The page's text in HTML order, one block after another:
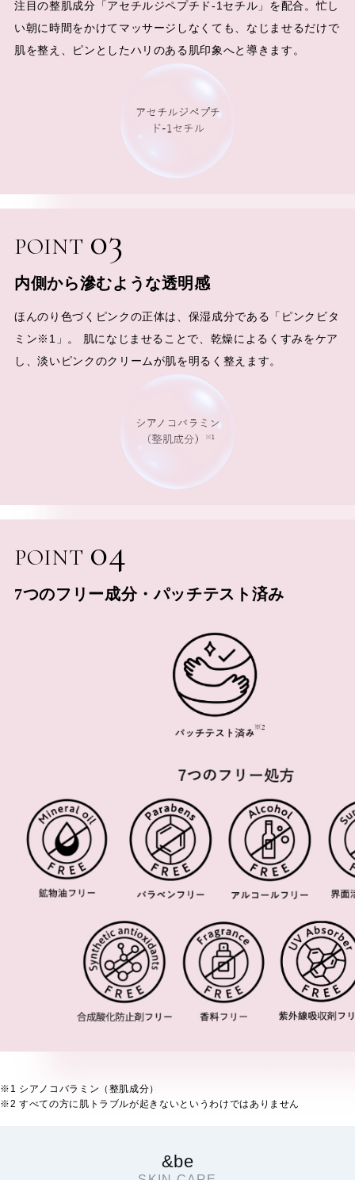
注目の整肌成分「アセチルジペプチド-1セチル」を配合。忙し
い朝に時間をかけてマッサージしなくても、なじませるだけで
肌を整え、ピンとしたハリのある肌印象へと導きます。
POINT 03
内側から滲むような透明感
ほんのり色づくピンクの正体は、保湿成分である「ピンクビタ
ミン※1」。 肌になじませることで、乾燥によるくすみをケア
し、淡いピンクのクリームが肌を明るく整えます。
POINT 04
7つのフリー成分・パッチテスト済み
※1 シアノコバラミン（整肌成分）
※2 すべての方に肌トラブルが起きないというわけではありません
&be